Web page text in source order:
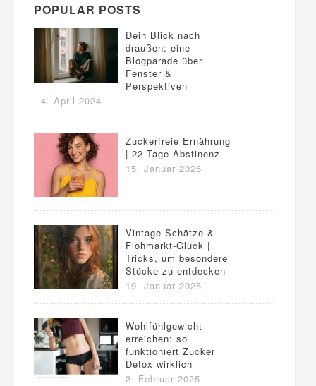
POPULAR POSTS
Dein Blick nach
draußen: eine
Blogparade über
Fenster &
Perspektiven
4. April 2024
Zuckerfreie Ernährung
| 22 Tage Abstinenz
15. Januar 2026
Vintage-Schätze &
Flohmarkt-Glück |
Tricks, um besondere
Stücke zu entdecken
19. Januar 2025
Wohlfühlgewicht
erreichen: so
funktioniert Zucker
Detox wirklich
2. Februar 2025